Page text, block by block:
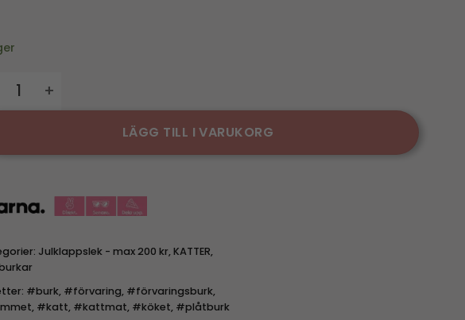
LÄGG TILL I VARUKORG
Julklappslek - max 200 kr,KATTER,
#burk, #förvaring, #förvaringsburk,
, #katt, #kattmat, #köket, #plåtburk